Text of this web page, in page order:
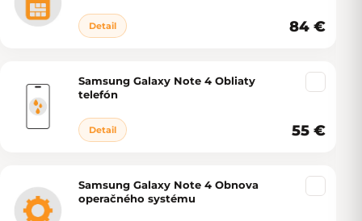
Detail 84 €
Samsung Galaxy Note 4 Obliaty
telefón
Detail 55 €
Samsung Galaxy Note 4 Obnova
operačného systému